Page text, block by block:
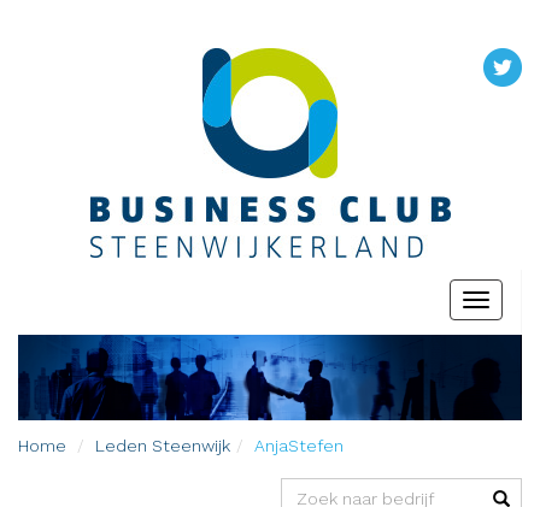
Toggle
Home Leden Steenwijk AnjaStefen